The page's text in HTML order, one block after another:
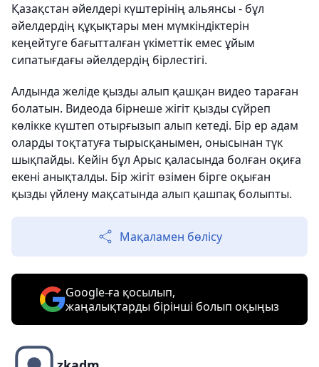
Қазақстан әйелдері күштерінің альянсы - бұл
әйелдердің құқықтары мен мүмкіндіктерін
кеңейтуге бағытталған үкіметтік емес ұйым
сипатығдағы әйелдердің бірлестігі.
Алдында желіде қызды алып қашқан видео тараған
болатын. Видеода бірнеше жігіт қызды сүйреп
көлікке күштеп отырғызып алып кетеді. Бір ер адам
оларды тоқтатуға тырысқанымен, онысынан түк
шықпайды. Кейін бұл Арыс қаласында болған оқиға
екені анықталды. Бір жігіт өзімен бірге оқыған
қызды үйлену мақсатында алып қашпақ болыпты.
Мақаламен бөлісу
Google-ға қосылып,
жаңалықтарды бірінші болып оқыңыз